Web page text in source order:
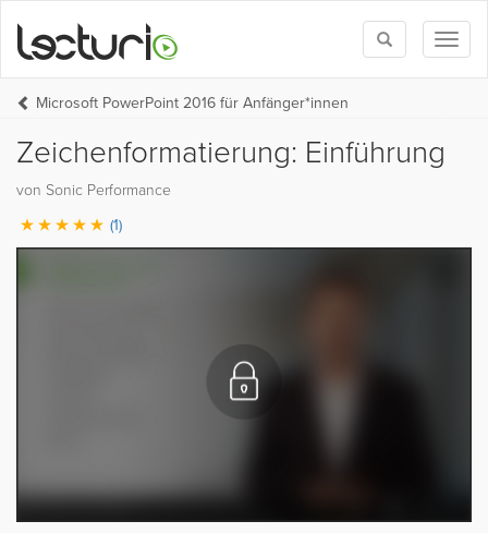
Toggle
search
Microsoft PowerPoint 2016 für Anfänger*innen
Zeichenformatierung: Einführung
von Sonic Performance
(1)